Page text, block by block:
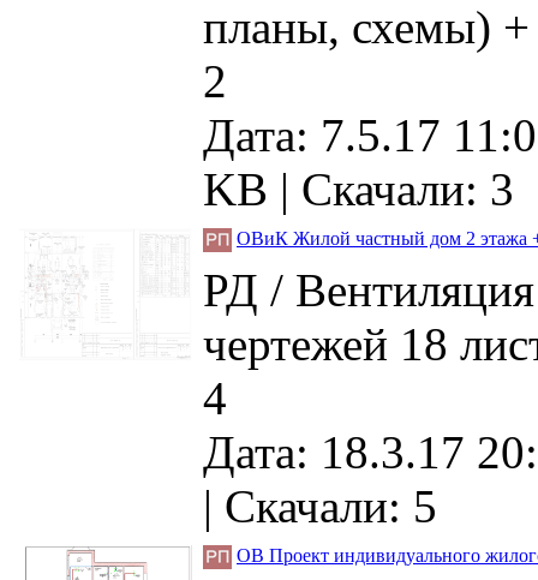
планы, схемы)
2
Дата: 7.5.17
KB | Скачали: 3
ОВиК Жилой частный дом 2 этажа
РД /
чертежей 18
4
Дата: 18.3.17
| Скачали: 5
ОВ Проект индивидуального